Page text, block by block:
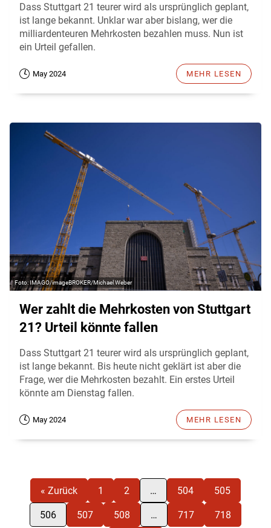
Dass Stuttgart 21 teurer wird als ursprünglich geplant,
ist lange bekannt. Unklar war aber bislang, wer die
milliardenteuren Mehrkosten bezahlen muss. Nun ist
ein Urteil gefallen.
May 2024 MEHR LESEN
IMAGO/imageBROKER/Michael Weber
Wer zahlt die Mehrkosten von Stuttgart
21? Urteil könnte fallen
Dass Stuttgart 21 teurer wird als ursprünglich geplant,
ist lange bekannt. Bis heute nicht geklärt ist aber die
Frage, wer die Mehrkosten bezahlt. Ein erstes Urteil
könnte am Dienstag fallen.
May 2024 MEHR LESEN
« Zurück 1 2 … 504 505
506 507 508 … 717 718